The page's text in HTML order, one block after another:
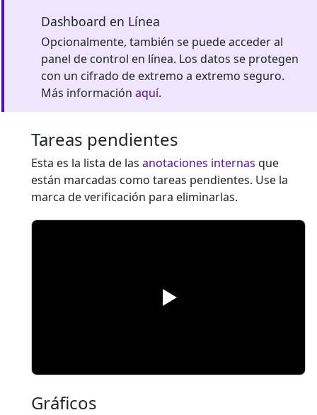
Dashboard en Línea
Opcionalmente, también se puede acceder al
panel de control en línea. Los datos se protegen
con un cifrado de extremo a extremo seguro.
Más información aquí.
Tareas pendientes
Esta es la lista de las anotaciones internas que
están marcadas como tareas pendientes. Use la
marca de verificación para eliminarlas.
Gráficos